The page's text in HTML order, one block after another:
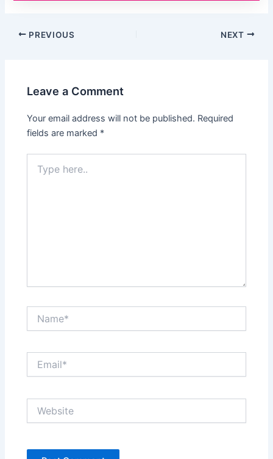
Post
PREVIOUS NEXT
Leave a Comment
Your email address will not be published. Required
fields are marked *
here..